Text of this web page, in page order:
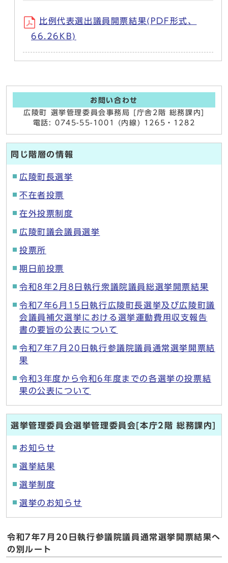
比例代表選出議員開票結果(PDF形式、
66.26KB)
お問い合わせ
広陵町 選挙管理委員会事務局 [庁舎2階 総務課内]
電話: 0745-55-1001 (内線) 1265・1282
同じ階層の情報
広陵町長選挙
不在者投票
在外投票制度
広陵町議会議員選挙
投票所
期日前投票
令和8年2月8日執行衆議院議員総選挙開票結果
令和7年6月15日執行広陵町長選挙及び広陵町議
会議員補欠選挙における選挙運動費用収支報告
書の要旨の公表について
令和7年7月20日執行参議院議員通常選挙開票結
果
令和3年度から令和6年度までの各選挙の投票結
果の公表について
選挙管理委員会選挙管理委員会[本庁2階 総務課内]
お知らせ
選挙結果
選挙制度
選挙のお知らせ
令和7年7月20日執行参議院議員通常選挙開票結果へ
の別ルート